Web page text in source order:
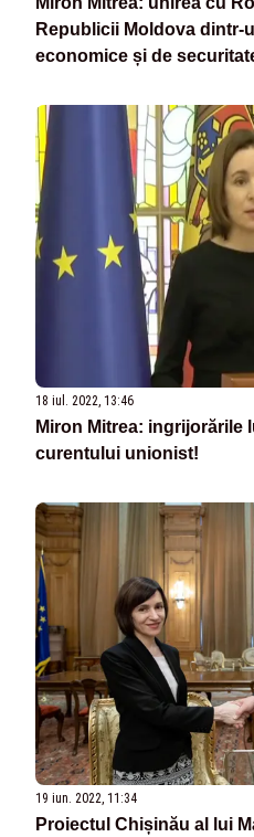
Republicii Moldova dintr-
economice și de
18 iul. 2022, 13:46
Miron Mitrea: ingrijorările lui Didon arată
curentului unionist!
19 iun. 2022, 11:34
Proiectul Chișinău al lui